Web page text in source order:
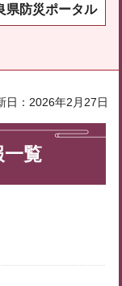
県防災ポータル
日：2026年2月27日
一覧